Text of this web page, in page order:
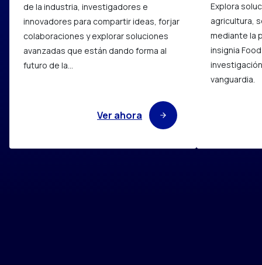
de la industria, investigadores e
innovadores para compartir ideas, forjar
colaboraciones y explorar soluciones
avanzadas que están dando forma al
futuro de la…
Ver ahora
Explora
agricultura,
mediante la
insignia
vanguardia.